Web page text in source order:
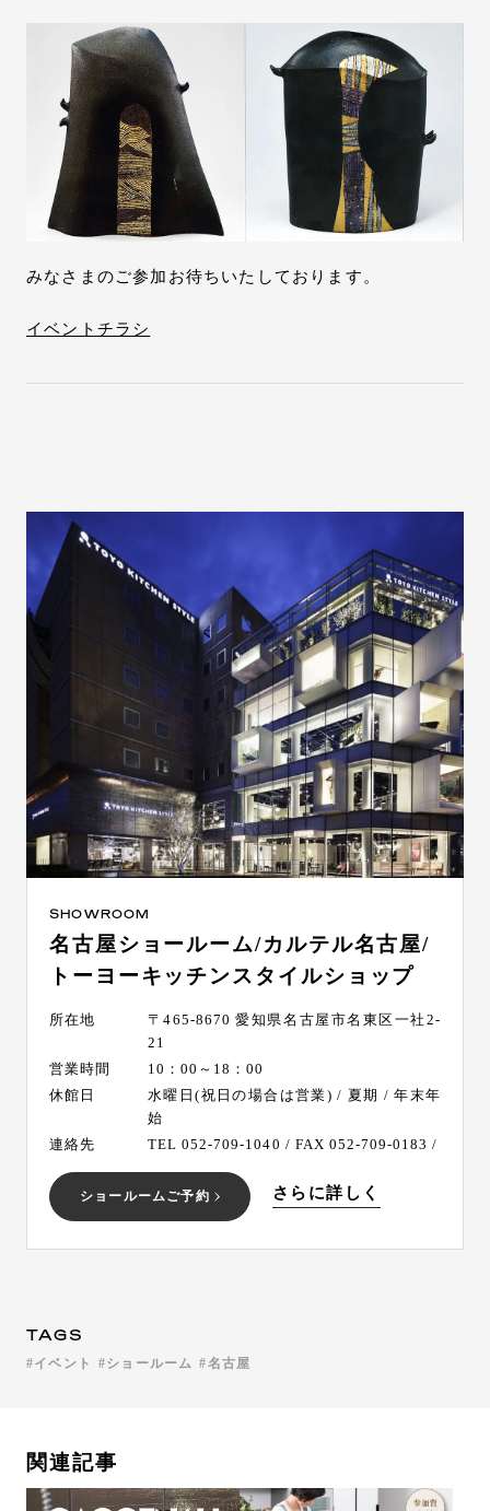
みなさまのご参加お待ちいたしております。
イベントチラシ
SHOWROOM
名古屋ショールーム/カルテル名古屋/
トーヨーキッチンスタイルショップ
所在地
〒465-8670 愛知県名古屋市名東区一社2-
21
営業時間
10：00～18：00
休館日
水曜日(祝日の場合は営業) / 夏期 / 年末年
始
連絡先
TEL 052-709-1040 / FAX 052-709-0183 /
ショールームご予約 さらに詳しく
TAGS
イベント ショールーム 名古屋
関連記事